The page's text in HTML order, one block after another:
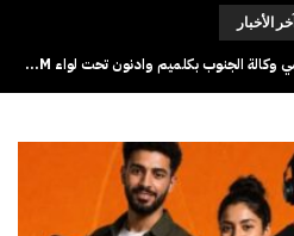
آخر الأخبار
تجديد المكتب الجهوي لأطر ومستخدمي وكالة الجنوب بكلميم وادنون تحت لواء UGTM